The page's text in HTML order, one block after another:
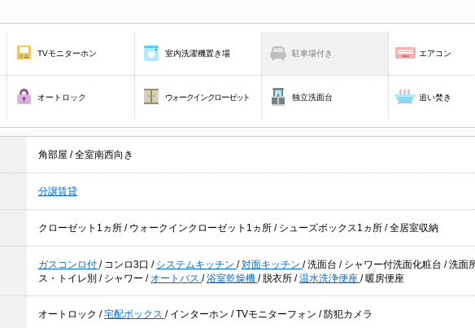
TVモニターホン 室内洗濯機置き場 駐車場付き エアコン
オートロック ウォークインクローゼット 独立洗面台 追い焚き
角部屋 /全室南西向き
分譲賃貸
クローゼット1ヵ所 / ウォークインクローゼット1ヵ所 / シューズボックス1ヵ所 /全居室収納
ガスコンロ付 / コンロ3口 / システムキッチン /対面キッチン /洗面台 / シャワー付洗面化粧台 /洗面
ス・トイレ別 / シャワー / オートバス /浴室乾燥機 / 脱衣所 /温水洗浄便座 / 暖房便座
オートロック /宅配ボックス / インターホン /TVモニターフォン / 防犯カメラ